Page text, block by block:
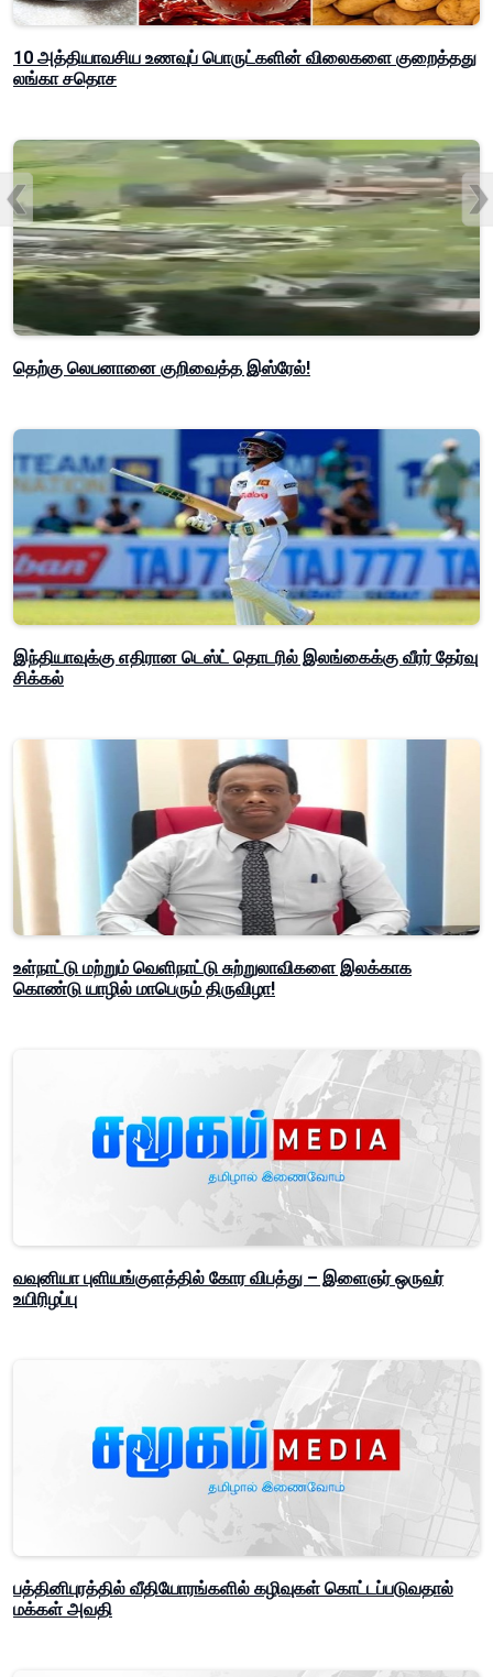
10 அத்தியாவசிய உணவுப் பொருட்களின் விலைகளை குறைத்தது
லங்கா சதொச
தெற்கு லெபனானை குறிவைத்த இஸ்ரேல்!
இந்தியாவுக்கு எதிரான டெஸ்ட் தொடரில் இலங்கைக்கு வீரர் தேர்வு
சிக்கல்
உள்நாட்டு மற்றும் வெளிநாட்டு சுற்றுலாவிகளை இலக்காக
கொண்டு யாழில் மாபெரும் திருவிழா!
வவுனியா புளியங்குளத்தில் கோர விபத்து – இளைஞர் ஒருவர்
உயிரிழப்பு
பத்தினிபுரத்தில் வீதியோரங்களில் கழிவுகள் கொட்டப்படுவதால்
மக்கள் அவதி